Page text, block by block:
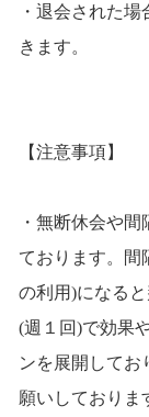
・退会された
きます。
【注意事項】
・無断休会や
ております。間
の利用)になる
(週１回)で効果
ンを展開してお
願いしておりま